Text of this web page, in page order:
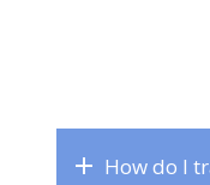
How do I